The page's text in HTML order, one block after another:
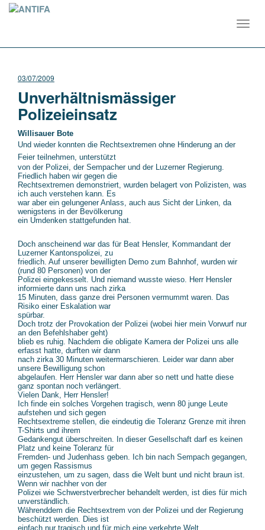
03/07/2009
Unverhältnismässiger
Polizeieinsatz
Willisauer Bote
Und wieder konnten die Rechtsextremen ohne Hinderung an der
Feier teilnehmen, unterstützt
von der Polizei, der Sempacher und der Luzerner Regierung.
Friedlich haben wir gegen die
Rechtsextremen demonstriert, wurden belagert von Polizisten, was
ich auch verstehen kann. Es
war aber ein gelungener Anlass, auch aus Sicht der Linken, da
wenigstens in der Bevölkerung
ein Umdenken stattgefunden hat.
Doch anscheinend war das für Beat Hensler, Kommandant der
Luzerner Kantonspolizei, zu
friedlich. Auf unserer bewilligten Demo zum Bahnhof, wurden wir
(rund 80 Personen) von der
Polizei eingekesselt. Und niemand wusste wieso. Herr Hensler
informierte dann uns nach zirka
15 Minuten, dass ganze drei Personen vermummt waren. Das
Risiko einer Eskalation war
spürbar.
Doch trotz der Provokation der Polizei (wobei hier mein Vorwurf nur
an den Befehlshaber geht)
blieb es ruhig. Nachdem die obligate Kamera der Polizei uns alle
erfasst hatte, durften wir dann
nach zirka 30 Minuten weitermarschieren. Leider war dann aber
unsere Bewilligung schon
abgelaufen. Herr Hensler war dann aber so nett und hatte diese
ganz spontan noch verlängert.
Vielen Dank, Herr Hensler!
Ich finde ein solches Vorgehen tragisch, wenn 80 junge Leute
aufstehen und sich gegen
Rechtsextreme stellen, die eindeutig die Toleranz Grenze mit ihren
T-Shirts und ihrem
Gedankengut überschreiten. In dieser Gesellschaft darf es keinen
Platz und keine Toleranz für
Fremden- und Judenhass geben. Ich bin nach Sempach gegangen,
um gegen Rassismus
einzustehen, um zu sagen, dass die Welt bunt und nicht braun ist.
Wenn wir nachher von der
Polizei wie Schwerstverbrecher behandelt werden, ist dies für mich
unverständlich.
Währenddem die Rechtsextrem von der Polizei und der Regierung
beschützt werden. Dies ist
einfach nur tragisch und für mich eine verkehrte Welt…